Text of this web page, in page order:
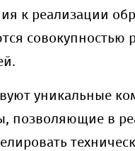
к реализации
совокупностью
уникальные
позволяющие в